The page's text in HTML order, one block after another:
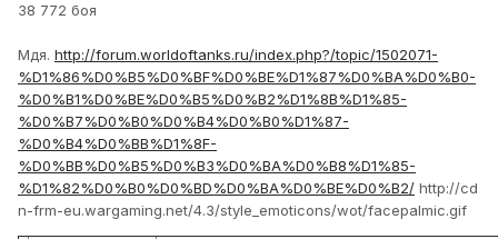
38 772 боя
Мдя. http://forum.worldoftanks.ru/index.php?/topic/1502071-
%D1%86%D0%B5%D0%BF%D0%BE%D1%87%D0%BA%D0%B0-
%D0%B1%D0%BE%D0%B5%D0%B2%D1%8B%D1%85-
%D0%B7%D0%B0%D0%B4%D0%B0%D1%87-
%D0%B4%D0%BB%D1%8F-
%D0%BB%D0%B5%D0%B3%D0%BA%D0%B8%D1%85-
%D1%82%D0%B0%D0%BD%D0%BA%D0%BE%D0%B2/ http://cd
n-frm-eu.wargaming.net/4.3/style_emoticons/wot/facepalmic.gif